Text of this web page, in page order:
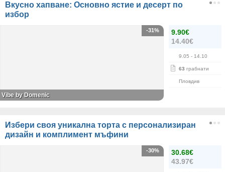
Вкусно хапване: Основно ястие и десерт по
избор
9.90€
14.40€
9.05 - 14.10
63 грабнати
Пловдив
-31%
Vibe by Domenic
Избери своя уникална торта с персонализиран
дизайн и комплимент мъфини
30.68€
43.97€
-30%